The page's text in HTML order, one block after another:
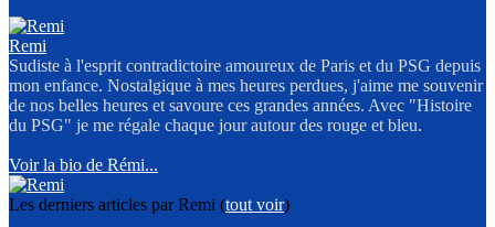
Remi
Sudiste à l'esprit contradictoire amoureux de Paris et du PSG depuis
mon enfance. Nostalgique à mes heures perdues, j'aime me souvenir
de nos belles heures et savoure ces grandes années. Avec "Histoire
du PSG" je me régale chaque jour autour des rouge et bleu.
Voir la bio de Rémi...
Les derniers articles par Remi (tout voir)